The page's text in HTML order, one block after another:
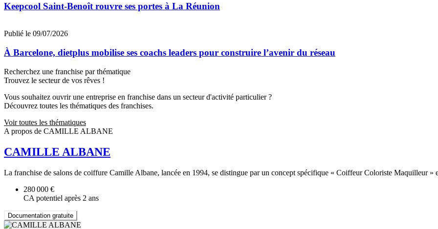
Keepcool Saint-Benoît rouvre ses portes à La Réunion
Publié le 09/07/2026
À Barcelone, dietplus mobilise ses coachs leaders pour construire l’avenir du réseau
Recherchez une franchise par thématique
Trouvez le secteur de vos rêves !
Vous souhaitez ouvrir une entreprise en franchise dans un secteur d'activité particulier ?
Découvrez toutes les thématiques des franchises.
Voir toutes les thématiques
A propos de CAMILLE ALBANE
CAMILLE ALBANE
La franchise de salons de coiffure Camille Albane, lancée en 1994, se distingue par un concept spécifique « Coiffeur Coloriste Maquilleur »
280 000 €
CA potentiel après 2 ans
Documentation gratuite